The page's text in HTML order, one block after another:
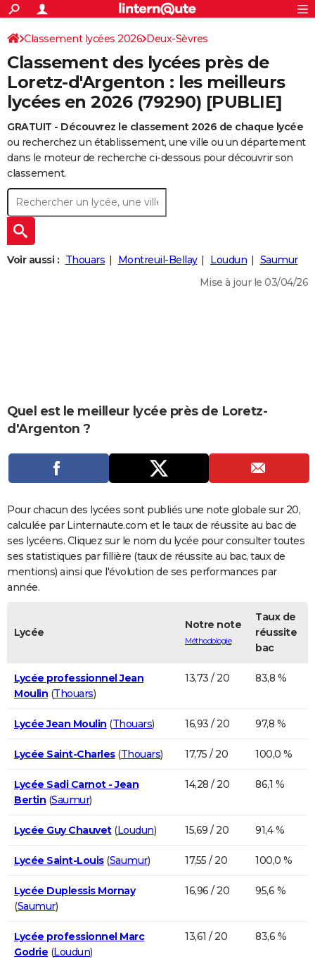
ACTUALITÉS
Politique
Société
Faits Divers
Education
Monde
Villes
+
SPORT
Coupe du monde 2026
Football
Tennis
Cyclisme
Rugby
Forum
Programme TV
TNT
Streaming
Cinéma
Sorties cinéma
Musique
+FINANCE
Retraite
Impôts
Epargne
Immobilier
Risques naturels par ville
Banque
Assurance
Crédit
AUTO
Essais
Réserver un essai
Citadines
Berlines
SUV
Forum auto
+
HIGH-TECH
BRICOLAGE
Forum
Aménagement intérieur
Extérieur
Cuisine
Salle de bains
Jardinage
Rangement
+WEEK-END
Guides de France
Escapades
Patrimoine
Expositions
Musées
Week-end nature
+
LIFESTYLE
CARTE DE VOEUX
Dictionnaire
Biographies
Expressions
Proverbes
PROGRAMME TV
COPAINS D'AVANT
S'inscrire
Se connecter
Lycées
Collèges
Primaires
Universités
Entreprises
Service militaire
Avis de recherche
AVIS DE DÉCÈS
FORUM
Bricolage
Lifestyle
Culture
Sport
Auto
Television
Voyage
Cinema
S'inscrire
Connexion
Classement lycées 2026 Deux-Sèvres
Classement des lycées près de
Loretz-d'Argenton : les meilleurs
lycées en 2026 (79290) [PUBLIE]
GRATUIT - Découvrez le classement 2026 de chaque lycée
ou recherchez un établissement, une ville ou un département
dans le moteur de recherche ci-dessous pour découvrir son
classement.
Voir aussi : Thouars Montreuil-Bellay Loudun
Saumur
Mise à jour le 03/04/26
Quel est le meilleur lycée près de Loretz-
d'Argenton ?
Pour chacun des lycées sont publiés une note globale sur 20,
calculée par Linternaute.com et le taux de réussite au bac de
ses lycéens. Cliquez sur le nom du lycée pour consulter toutes
ses statistiques par fillière (taux de réussite au bac, taux de
mentions) ainsi que l'évolution de ses performances par
année.
Lycée
Notre note
Méthodologie
Taux de
réussite
bac
Lycée professionnel Jean
Moulin (Thouars)
13,73 / 20 83,8 %
Lycée Jean Moulin (Thouars) 16,93 / 20 97,8 %
Lycée Saint-Charles(Thouars) 17,75 / 20 100,0 %
Lycée Sadi Carnot - Jean
Bertin (Saumur)
14,28 / 20 86,1 %
Lycée Guy Chauvet(Loudun) 15,69 / 20 91,4 %
Lycée Saint-Louis(Saumur) 17,55 / 20 100,0 %
Lycée Duplessis Mornay
(Saumur)
16,96 / 20 95,6 %
Lycée professionnel Marc
Godrie (Loudun)
13,61 / 20 83,6 %